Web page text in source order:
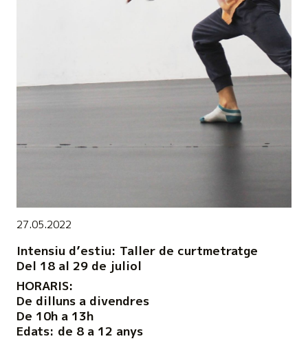
27.05.2022
Intensiu d’estiu: Taller de curtmetratge
Del 18 al 29 de juliol
HORARIS:
De dilluns a divendres
De 10h a 13h
Edats: de 8 a 12 anys